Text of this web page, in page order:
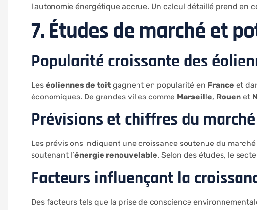
l’autonomie énergétique accrue. Un calcul détaillé prend en
7. Études de marché et
Popularité croissante des
Les éoliennes de toit gagnent en popularité en France et
économiques. De grandes villes comme Marseille, Rouen et
Prévisions et chiffres du marché
Les prévisions indiquent une croissance soutenue du marché
soutenant l’énergie renouvelable. Selon des études, le
Facteurs influençant la
Des facteurs tels que la prise de conscience